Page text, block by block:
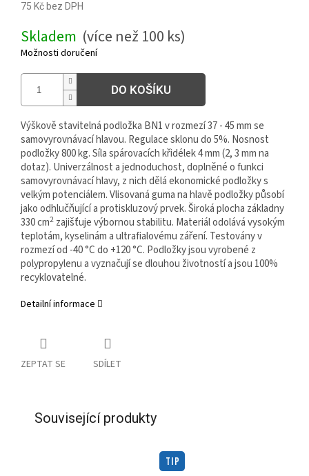
75 Kč bez DPH
cena:
Skladem (více než 100 ks)
Možnosti doručení
DO KOŠÍKU
Výškově stavitelná podložka BN1 v rozmezí 37 - 45 mm se
samovyrovnávací hlavou. Regulace sklonu do 5%. Nosnost
podložky 800 kg. Síla spárovacích křidélek 4 mm (2, 3 mm na
dotaz). Univerzálnost a jednoduchost, doplněné o funkci
samovyrovnávací hlavy, z nich dělá ekonomické podložky s
velkým potenciálem. Vlisovaná guma na hlavě podložky působí
jako odhlučňující a protiskluzový prvek. Široká plocha základny
330 cm2 zajišťuje výbornou stabilitu. Materiál odolává vysokým
teplotám, kyselinám a ultrafialovému záření. Testovány v
rozmezí od -40 °C do +120 °C. Podložky jsou vyrobené z
polypropylenu a vyznačují se dlouhou životností a jsou 100%
recyklovatelné.
Detailní informace
ZEPTAT SE SDÍLET
Související produkty
TIP